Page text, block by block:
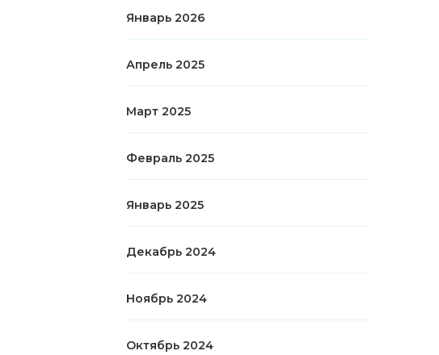
Январь 2026
Апрель 2025
Март 2025
Февраль 2025
Январь 2025
Декабрь 2024
Ноябрь 2024
Октябрь 2024